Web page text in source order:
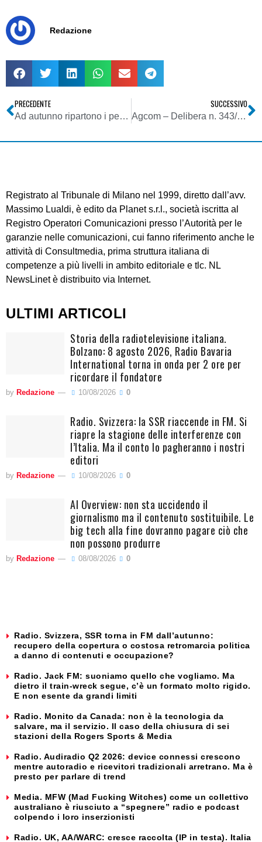
Redazione
PRECEDENTE
Ad autunno ripartono i periodici del gruppo Cairo
SUCCESSIVO
Agcom – Delibera n. 343/07/CONS
Registrato al Tribunale di Milano nel 1999, diretto dall’avv.
Massimo Lualdi, è edito da Planet s.r.l., società iscritta al
Registro Operatori Comunicazioni presso l’Autorità per le
garanzie nelle comunicazioni, cui fanno riferimento anche le
attività di Consultmedia, prima struttura italiana di
competenze a più livelli in ambito editoriale e tlc. NL
NewsLinet è distribuito via Internet.
ULTIMI ARTICOLI
Storia della radiotelevisione italiana.
Bolzano: 8 agosto 2026, Radio Bavaria
International torna in onda per 2 ore per
ricordare il fondatore
by Redazione 10/08/2026 0
Radio. Svizzera: la SSR riaccende in FM. Si
riapre la stagione delle interferenze con
l’Italia. Ma il conto lo pagheranno i nostri
editori
by Redazione 10/08/2026 0
AI Overview: non sta uccidendo il
giornalismo ma il contenuto sostituibile. Le
big tech alla fine dovranno pagare ciò che
non possono produrre
by Redazione 08/08/2026 0
Radio. Svizzera, SSR torna in FM dall’autunno:
recupero della copertura o costosa retromarcia politica
a danno di contenuti e occupazione?
Radio. Jack FM: suoniamo quello che vogliamo. Ma
dietro il train-wreck segue, c’è un formato molto rigido.
E non esente da grandi limiti
Radio. Monito da Canada: non è la tecnologia da
salvare, ma il servizio. Il caso della chiusura di sei
stazioni della Rogers Sports & Media
Radio. Audiradio Q2 2026: device connessi crescono
mentre autoradio e ricevitori tradizionali arretrano. Ma è
presto per parlare di trend
Media. MFW (Mad Fucking Witches) come un collettivo
australiano è riusciuto a “spegnere” radio e podcast
colpendo i loro inserzionisti
Radio. UK, AA/WARC: cresce raccolta (IP in testa). Italia